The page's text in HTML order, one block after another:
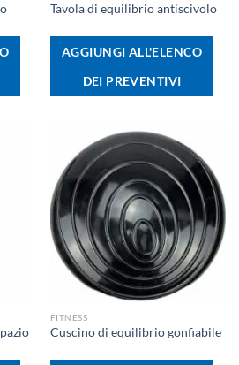
Tavola di equilibrio antiscivolo
AGGIUNGI ALL'ELENCO
DEI PREVENTIVI
FITNESS
Cuscino di equilibrio gonfiabile